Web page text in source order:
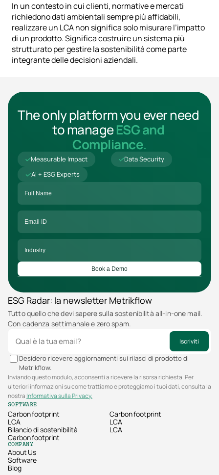
In un contesto in cui clienti, normative e mercati
richiedono dati ambientali sempre più affidabili,
realizzare un LCA non significa solo misurare l’impatto
di un prodotto. Significa costruire un sistema più
strutturato per gestire la sostenibilità come parte
integrante delle decisioni aziendali.
The only platform you ever need
to manage ESG and
Compliance.
Measurable Impact
AI + ESG Experts
Data Security
Book a Demo
ESG Radar: la newsletter Metrikflow
Tutto quello che devi sapere sulla sostenibilità all-in-one mail.
Con cadenza settimanale e zero spam.
Iscriviti
Desidero ricevere aggiornamenti sui rilasci di prodotto di
Metrikflow.
Inviando questo modulo, acconsenti a ricevere la risorsa richiesta. Per
ulteriori informazioni su come trattiamo e proteggiamo i tuoi dati, consulta la
nostra Informativa sulla Privacy.
SOFTWARE
Carbon footprint
LCA
Bilancio di sostenibilità
Carbon footprint
Carbon footprint
LCA
LCA
COMPANY
About Us
Software
Blog